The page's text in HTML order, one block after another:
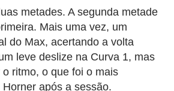
metades. A segunda metade
Mais uma vez, um
do Max, acertando a volta
leve deslize na Curva 1, mas
ritmo, o que foi o mais
Horner após a sessão.